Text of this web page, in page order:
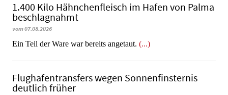
1.400 Kilo Hähnchenfleisch im Hafen von Palma
beschlagnahmt
vom 07.08.2026
​​​​​​​Ein Teil der Ware war bereits angetaut. (...)
Flughafentransfers wegen Sonnenfinsternis
deutlich früher